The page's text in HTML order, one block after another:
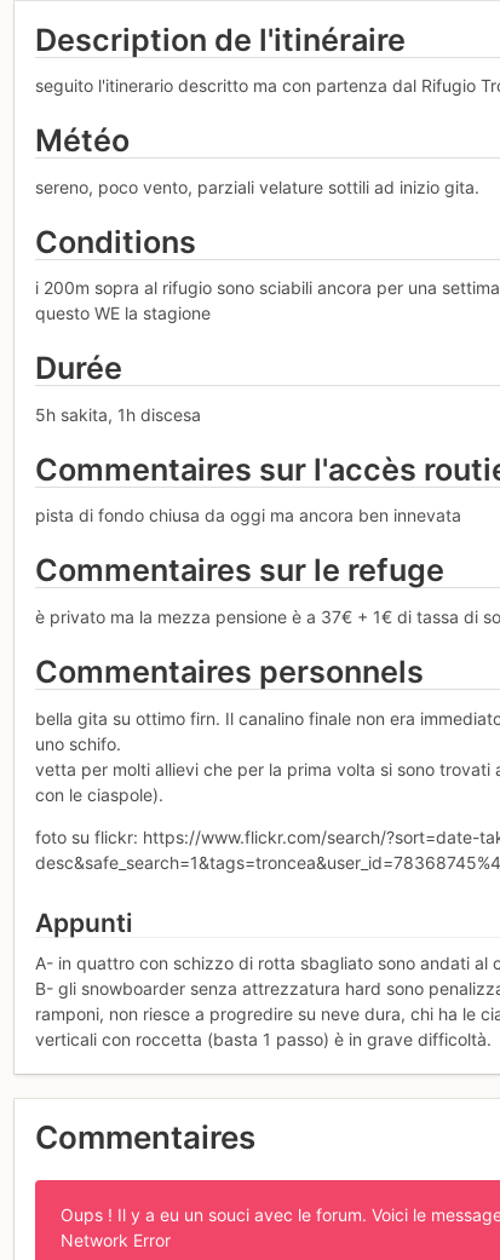
Description de l'itinéraire
seguito l'itinerario descritto ma con partenza dal Rifugio
Météo
sereno, poco vento, parziali velature sottili ad inizio gita.
Conditions
i 200m sopra al rifugio sono sciabili ancora per una
questo WE la stagione
Durée
5h sakita, 1h discesa
Commentaires sur l'accès
pista di fondo chiusa da oggi ma ancora ben innevata
Commentaires sur le refuge
è privato ma la mezza pensione è a 37€ + 1€ di tassa di
Commentaires personnels
bella gita su ottimo firn. Il canalino finale non era
uno schifo.
vetta per molti allievi che per la prima volta si sono
con le ciaspole).
foto su flickr: https://www.flickr.com/search/?sort=date-
Appunti
A- in quattro con schizzo di rotta sbagliato sono andati al
B- gli snowboarder senza attrezzatura hard sono
ramponi, non riesce a progredire su neve dura, chi ha le
verticali con roccetta (basta 1 passo) è in grave difficoltà.
Commentaires
Oups ! Il y a eu un souci avec le forum. Voici le
Network Error